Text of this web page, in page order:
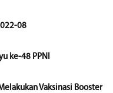
08
ke-48 PPNI
Vaksinasi Booster